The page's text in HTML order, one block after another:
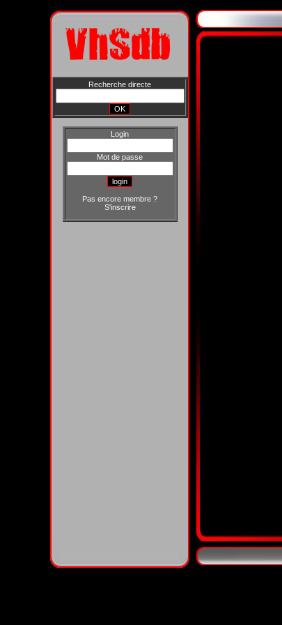
Recherche directe
Login
Mot de passe
Pas encore membre ?
S'inscrire